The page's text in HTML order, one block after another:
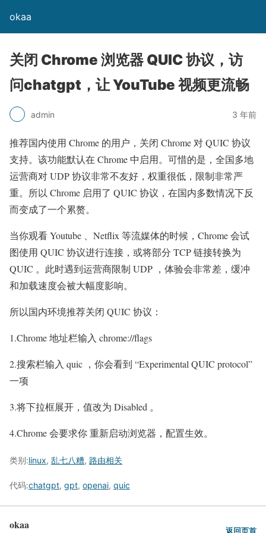
okaa
关闭 Chrome 浏览器 QUIC 协议，访
问chatgpt，让 YouTube 视频更流畅
admin 3 年前
推荐国内使用 Chrome 的用户，关闭 Chrome 对 QUIC 协议
支持。该功能默认在 Chrome 中启用。可惜的是，全国多地
运营商对 UDP 协议非常不友好，权重很低，限制非常严
重。所以 Chrome 启用了 QUIC 协议，在国内多数情况下反
而变成了一个累赘。
当你观看 Youtube 、Netflix 等流媒体的时候，Chrome 会试
图使用 QUIC 协议进行连接，或将部分 TCP 链接转换为
QUIC 。此时遇到运营商限制 UDP ，体验会非常差，缓冲
和加载速度会被大幅度影响。
所以国内环境推荐关闭 QUIC 协议：
1.Chrome 地址栏输入 chrome://flags
2.搜索栏输入 quic ，你会看到 “Experimental QUIC protocol”
一项
3.将下拉框展开，值改为 Disabled 。
4.Chrome 会要求你 重新启动浏览器，配置生效。
类别:linux, 乱七八糟, 路由相关
代码:chatgpt, gpt, openai, quic
okaa 返回页首